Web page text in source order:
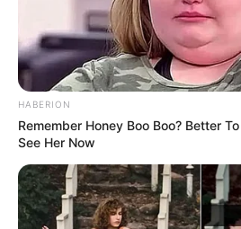
HABERION
Remember Honey Boo Boo? Better
See Her Now